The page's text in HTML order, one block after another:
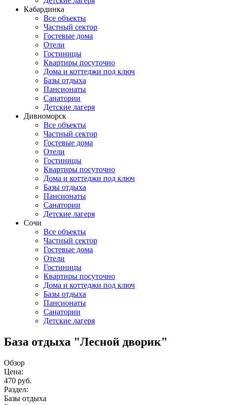
Кабардинка
Все объекты
Частный сектор
Гостевые дома
Отели
Гостиницы
Квартиры посуточно
Дома и коттеджи под ключ
Базы отдыха
Пансионаты
Санатории
Детские лагеря
Дивноморск
Все объекты
Частный сектор
Гостевые дома
Отели
Гостиницы
Квартиры посуточно
Дома и коттеджи под ключ
Базы отдыха
Пансионаты
Санатории
Детские лагеря
Сочи
Все объекты
Частный сектор
Гостевые дома
Отели
Гостиницы
Квартиры посуточно
Дома и коттеджи под ключ
Базы отдыха
Пансионаты
Санатории
Детские лагеря
База отдыха "Лесной дворик"
Обзор
Цена:
470 руб.
Раздел:
Базы отдыха